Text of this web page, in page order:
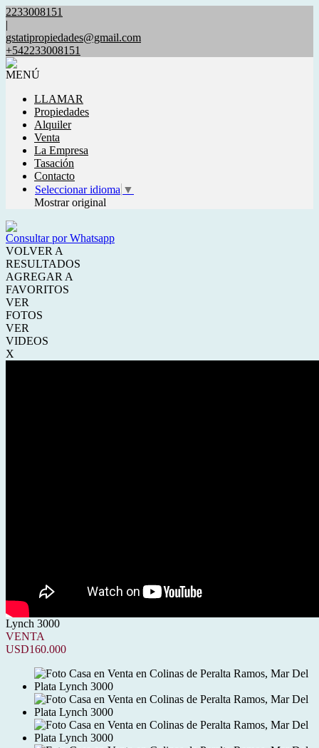
2233008151
|
gstatipropiedades@gmail.com
+542233008151
MENÚ
LLAMAR
Propiedades
Alquiler
Venta
La Empresa
Tasación
Contacto
Seleccionar idioma ▼
Mostrar original
Consultar por Whatsapp
VOLVER A
RESULTADOS
AGREGAR A
FAVORITOS
VER
FOTOS
VER
VIDEOS
X
Lynch 3000
VENTA
USD160.000